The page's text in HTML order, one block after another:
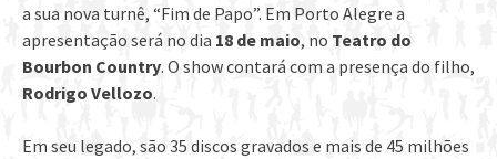
a sua nova turnê, “Fim de Papo”. Em Porto Alegre a
apresentação será no dia 18 de maio, no Teatro do
Bourbon Country. O show contará com a presença do filho,
Rodrigo Vellozo.
Em seu legado, são 35 discos gravados e mais de 45 milhões